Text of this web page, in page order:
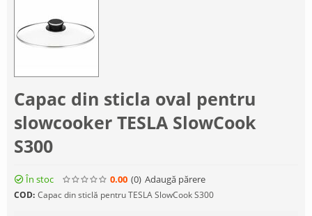
Capac din sticla oval pentru
slowcooker TESLA SlowCook
S300
În stoc 0.00 (0) Adaugă părere
COD: Capac din sticlă pentru TESLA SlowCook S300